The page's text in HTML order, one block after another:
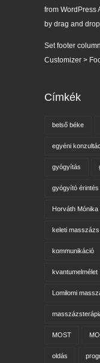
from WordPress
by drag and
Set footer
Customizer >
Címkék
belső béke
egyéni
gyógyítás
gyógyító érintés
Horváth Mónika
keleti masszázs
kommunikáció
kvantumelmélet
Lomilomi
MOST
oldás